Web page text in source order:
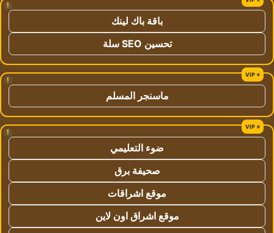
!
باقة باك لينك
تحسين SEO سلة
!
ماسنجر المسلم
!
ضوء التعليمي
صحيفة برق
موقع اشراقات
موقع اشراق اون لاين